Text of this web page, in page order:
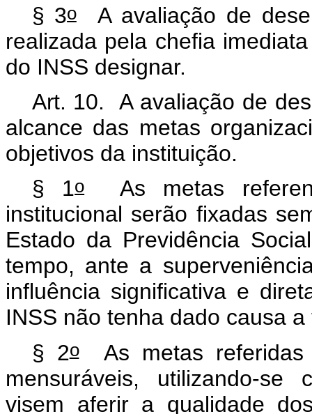
§ 3oA avaliação de
realizada pela chefia
do INSS designar.
Art. 10.A avaliação de
alcance das metas
objetivos da instituição.
§ 1oAs metas
institucional serão fixadas
Estado da Previdência
tempo, ante a
influência significativa e
INSS não tenha dado causa
§ 2oAs metas
mensuráveis, utilizando-se
visem aferir a qualidade